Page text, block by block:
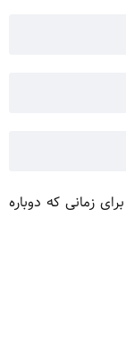
زمانی که دوباره